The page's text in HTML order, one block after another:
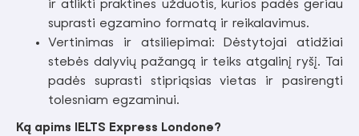
ir atlikti praktines užduotis, kurios padės geriau
suprasti egzamino formatą ir reikalavimus.
Vertinimas ir atsiliepimai: Dėstytojai atidžiai
stebės dalyvių pažangą ir teiks atgalinį ryšį. Tai
padės suprasti stipriąsias vietas ir pasirengti
tolesniam egzaminui.
Ką apims IELTS Express Londone?